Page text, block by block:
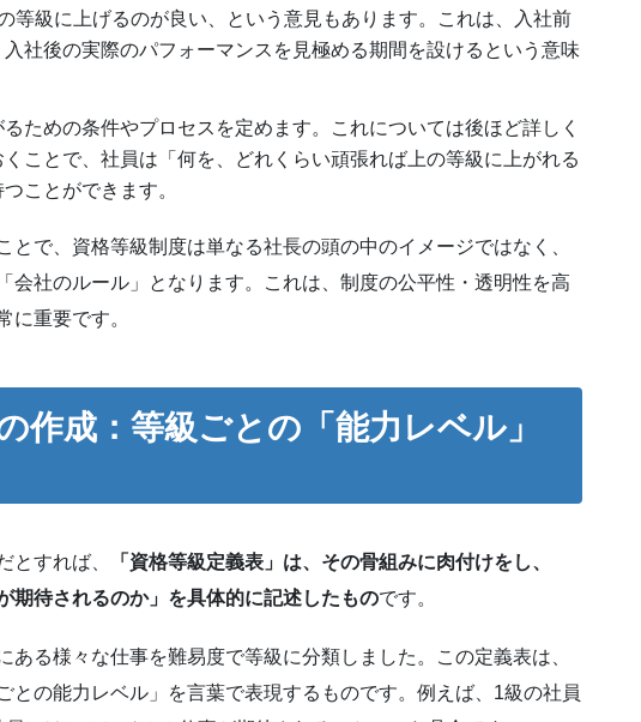
等級に上げるのが良い、という意見もあります。これは、入社前
社後の実際のパフォーマンスを見極める期間を設けるという意味
るための条件やプロセスを定めます。これについては後ほど詳しく
ことで、社員は「何を、どれくらい頑張れば上の等級に上がれる
ことができます。
とで、資格等級制度は単なる社長の頭の中のイメージではなく、
会社のルール」となります。これは、制度の公平性・透明性を高
に重要です。
作成：等級ごとの「能力レベル」
とすれば、
「資格等級定義表」は、その骨組みに肉付けをし、
期待されるのか」を具体的に記述したものです。
ある様々な仕事を難易度で等級に分類しました。この定義表は、
との能力レベル」を言葉で表現するものです。例えば、1級の社員